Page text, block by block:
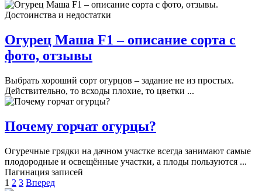
Огурец Маша F1 – описание сорта с
фото, отзывы
Выбрать хороший сорт огурцов – задание не из простых.
Действительно, то всходы плохие, то цветки ...
Почему горчат огурцы?
Огуречные грядки на дачном участке всегда занимают самые
плодородные и освещённые участки, а плоды пользуются ...
Пагинация записей
1 2 3 Вперед